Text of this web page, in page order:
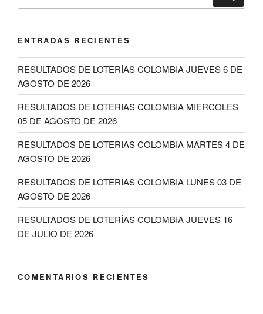
ENTRADAS RECIENTES
RESULTADOS DE LOTERÍAS COLOMBIA JUEVES 6 DE
AGOSTO DE 2026
RESULTADOS DE LOTERIAS COLOMBIA MIERCOLES
05 DE AGOSTO DE 2026
RESULTADOS DE LOTERIAS COLOMBIA MARTES 4 DE
AGOSTO DE 2026
RESULTADOS DE LOTERIAS COLOMBIA LUNES 03 DE
AGOSTO DE 2026
RESULTADOS DE LOTERÍAS COLOMBIA JUEVES 16
DE JULIO DE 2026
COMENTARIOS RECIENTES